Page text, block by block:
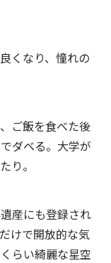
くなり、憧れの
ご飯を食べた後
ダベる。大学が
り。
産にも登録され
けで開放的な気
らい綺麗な星空